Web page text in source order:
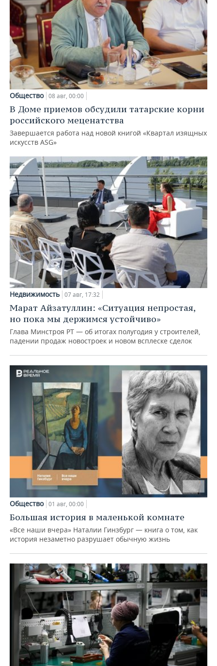
Общество 08 авг, 00:00
В Доме приемов обсудили татарские корни
российского меценатства
Завершается работа над новой книгой «Квартал изящных
искусств ASG»
Недвижимость 07 авг, 17:32
Марат Айзатуллин: «Ситуация непростая,
но пока мы держимся устойчиво»
Глава Минстроя РТ — об итогах полугодия у строителей,
падении продаж новостроек и новом всплеске сделок
Общество 01 авг, 00:00
Большая история в маленькой комнате
«Все наши вчера» Наталии Гинзбург — книга о том, как
история незаметно разрушает обычную жизнь